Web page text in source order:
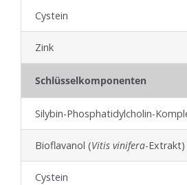
Cystein
Zink
Schlüsselkomponenten
Silybin-Phosphatidylcholin-
Bioflavanol (Vitis vinifera-Extrakt)
Cystein